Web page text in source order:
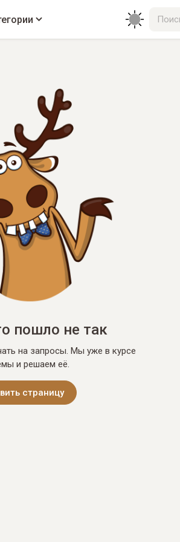
пошло не так
на запросы. Мы уже в курсе
и решаем её.
страницу